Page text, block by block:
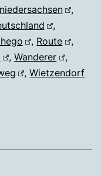
,
,
, Route
,
,Wanderer
,
,Wietzendorf